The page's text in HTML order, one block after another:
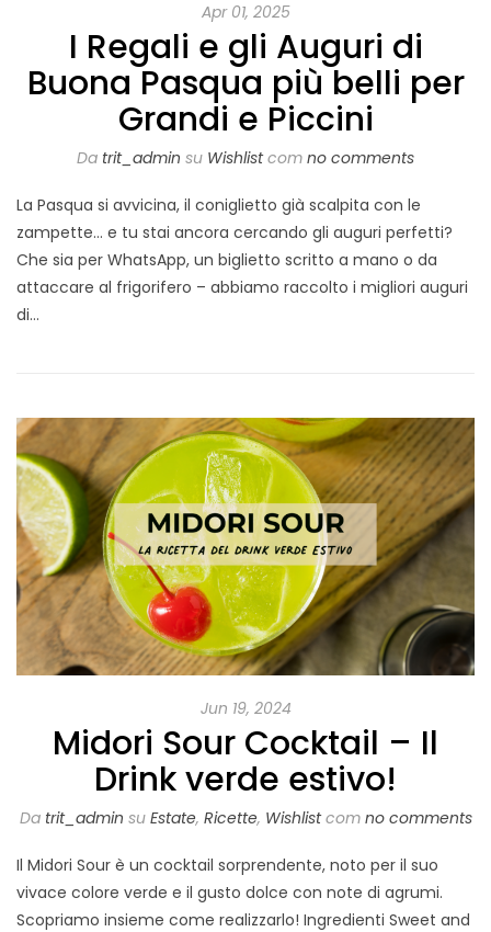
Apr 01, 2025
I Regali e gli Auguri di
Buona Pasqua più belli per
Grandi e Piccini
Da trit_admin su Wishlistcom no comments
La Pasqua si avvicina, il coniglietto già scalpita con le
zampette… e tu stai ancora cercando gli auguri perfetti?
Che sia per WhatsApp, un biglietto scritto a mano o da
attaccare al frigorifero – abbiamo raccolto i migliori auguri
di…
Jun 19, 2024
Midori Sour Cocktail – Il
Drink verde estivo!
Da trit_admin su Estate, Ricette, Wishlistcom no comments
Il Midori Sour è un cocktail sorprendente, noto per il suo
vivace colore verde e il gusto dolce con note di agrumi.
Scopriamo insieme come realizzarlo! Ingredienti Sweet and